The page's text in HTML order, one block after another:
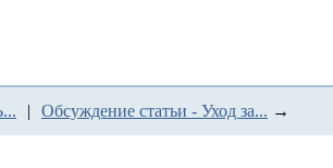
| Обсуждение статьи - Уход за... →